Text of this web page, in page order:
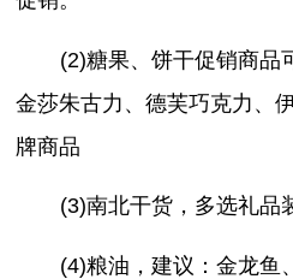
(2)糖果、饼干促销商品
金莎朱古力、德芙巧克力、
牌商品
(3)南北干货，多选礼品
(4)粮油，建议：金龙鱼